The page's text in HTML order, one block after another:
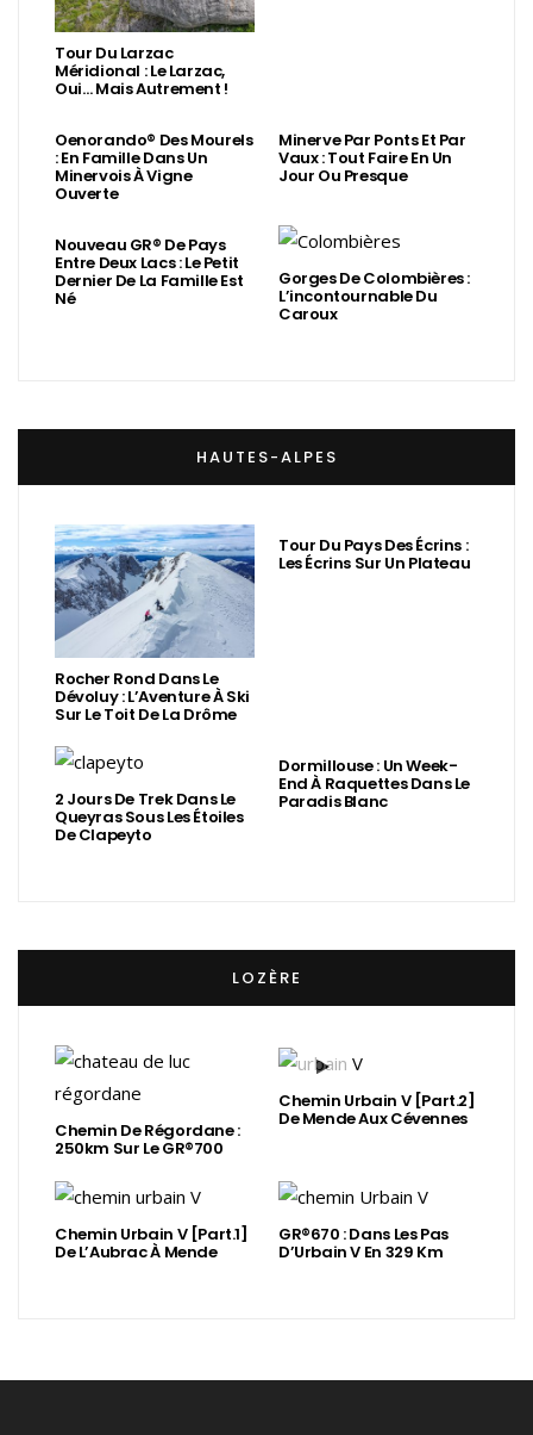
Tour Du Larzac
Méridional : Le Larzac,
Oui… Mais Autrement !
Oenorando® Des Mourels
: En Famille Dans Un
Minervois À Vigne
Ouverte
Minerve Par Ponts Et Par
Vaux : Tout Faire En Un
Jour Ou Presque
Nouveau GR® De Pays
Entre Deux Lacs : Le Petit
Dernier De La Famille Est
Né
Gorges De Colombières :
L’incontournable Du
Caroux
HAUTES-ALPES
Rocher Rond Dans Le
Dévoluy : L’Aventure À Ski
Sur Le Toit De La Drôme
Tour Du Pays Des Écrins :
Les Écrins Sur Un Plateau
2 Jours De Trek Dans Le
Queyras Sous Les Étoiles
De Clapeyto
Dormillouse : Un Week-
End À Raquettes Dans Le
Paradis Blanc
LOZÈRE
Chemin De Régordane :
250km Sur Le GR®700
Chemin Urbain V [Part.2]
De Mende Aux Cévennes
Chemin Urbain V [Part.1]
De L’Aubrac À Mende
GR®670 : Dans Les Pas
D’Urbain V En 329 Km